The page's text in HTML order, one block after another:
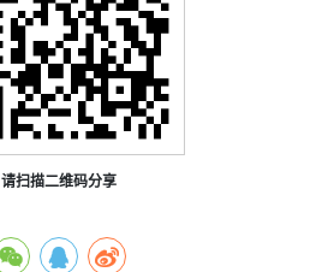
请扫描二维码分享